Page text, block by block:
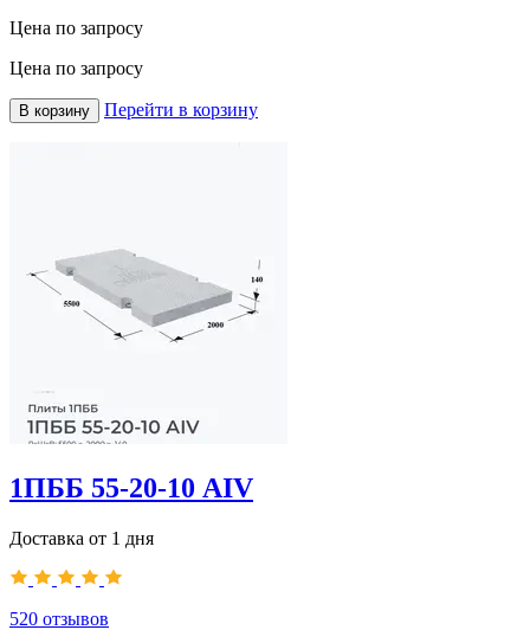
Цена по запросу
Цена по запросу
В корзину Перейти в корзину
1ПББ 55-20-10 АIV
Доставка от 1 дня
520 отзывов